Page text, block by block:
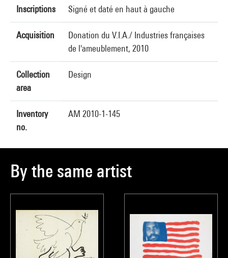
Inscriptions Signé et daté en haut à gauche
Acquisition
Donation du V.I.A./ Industries françaises
de l'ameublement, 2010
Collection
area
Design
Inventory
no.
AM 2010-1-145
By the same artist